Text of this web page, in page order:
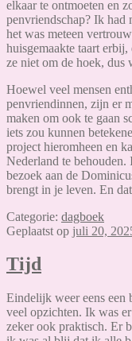
elkaar te ontmoeten en
penvriendschap? Ik had
het was meteen
huisgemaakte taart
ze niet om de hoek,
Hoewel veel mensen
penvriendinnen, zijn er
maken om ook te gaan
iets zou kunnen
project hieromheen en
Nederland te
bezoek aan de
brengt in je leven. En
Categorie: dagboek
Geplaatst op juli 20,
Tijd
Eindelijk weer eens een
veel opzichten. Ik was
zeker ook praktisch. Er